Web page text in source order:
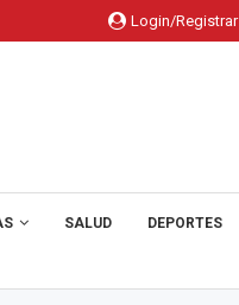
Login/Registrar
SALUD DEPORTES